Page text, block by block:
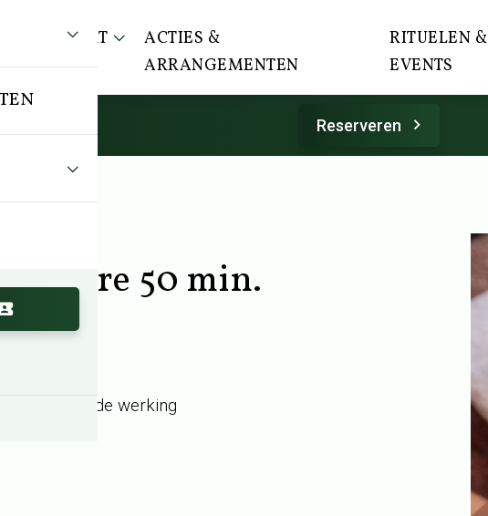
ACTIES &
ARRANGEMENTEN
RITUELEN &
EVENTS
Reserveren
50 min.
diepgaande werking